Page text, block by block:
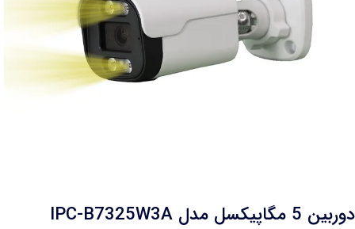
دوربین 5 مگاپیکسل مدل IPC-B7325W3A